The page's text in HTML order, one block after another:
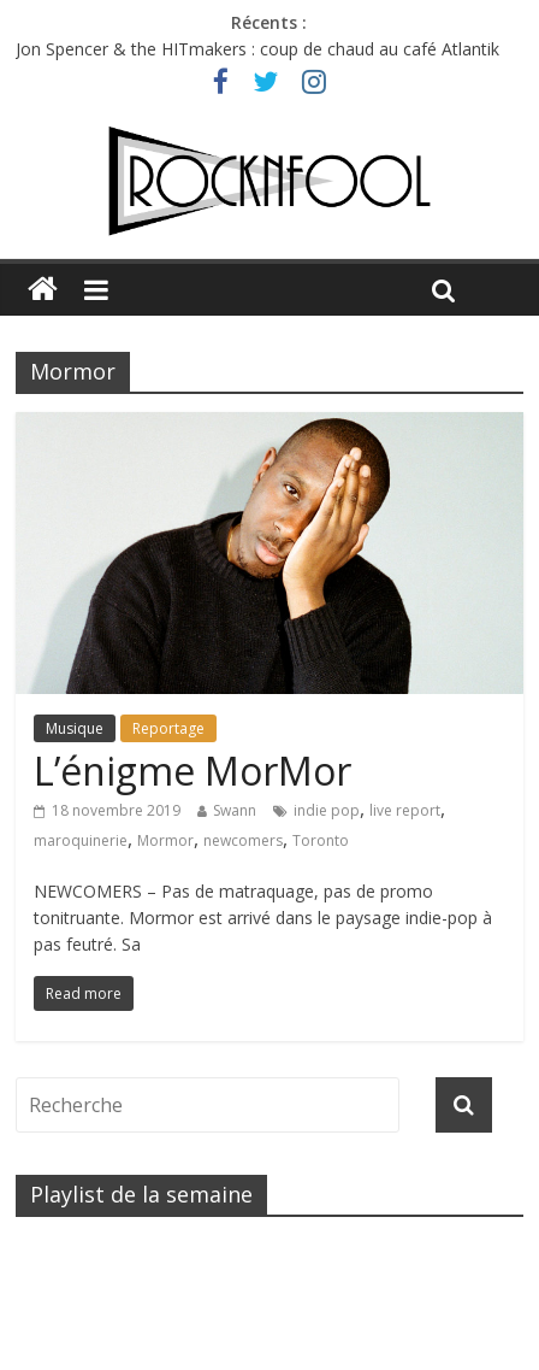
Récents :
Jon Spencer & the HITmakers : coup de chaud au café Atlantik
Hellfest 2026 vendredi : température et émotions en hausse
Hellfest 2026 jeudi : impossible de choisir entre chaleur et bonne
Première édition du Midgard Festival : entre bière, métal et
Charlie Puth à l’Olympia : la leçon de pop du Professeur Puth
Mormor
Musique Reportage
L’énigme MorMor
18 novembre 2019 Swann indie pop, live report,
maroquinerie, Mormor, newcomers,Toronto
NEWCOMERS – Pas de matraquage, pas de promo
tonitruante. Mormor est arrivé dans le paysage indie-pop à
pas feutré. Sa
Read more
Playlist de la semaine